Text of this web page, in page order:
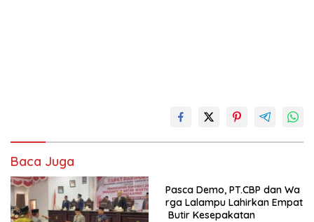
Baca Juga
Pasca Demo, PT.CBP dan Wa
rga Lalampu Lahirkan Empat
Butir Kesepakatan